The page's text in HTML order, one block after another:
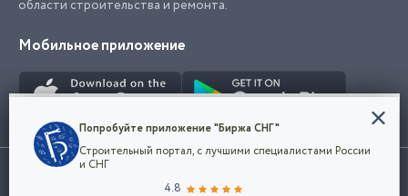
области строительства и ремонта.
Мобильное приложение
Использование сайта, в том числе подача объявлений, означает
марки представленные на сайте являются собственностью их
Конфиденциальность
Мы используем файлы cookie, чтобы сделать
наш сайт удобным для каждого
Попробуйте приложение "Биржа СНГ"
Строительный портал, с лучшими специалистами России
и СНГ
4.8